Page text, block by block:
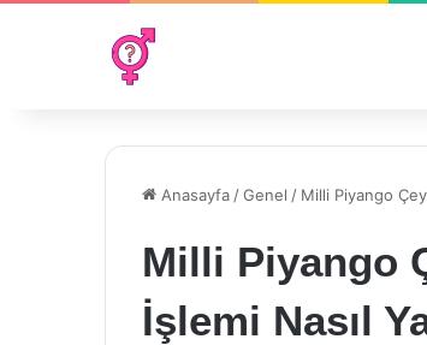
Anasayfa /Genel / Milli Piyango
Milli Piyango
İşlemi Nasıl